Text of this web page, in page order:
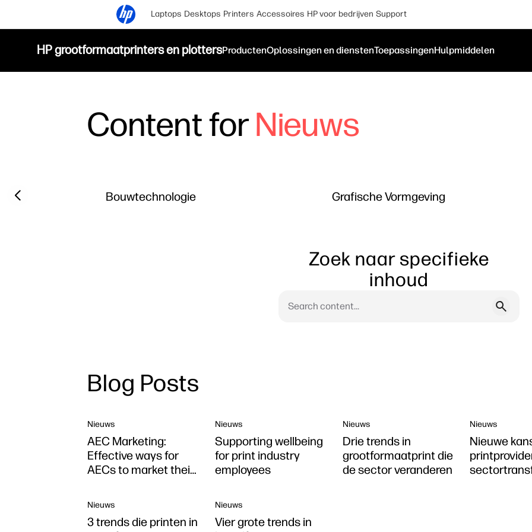
Laptops Desktops Printers Accessoires HP voor bedrijven Support
HP grootformaatprinters en plottersProductenOplossingen en dienstenToepassingenHulpmiddelen
Content forNieuws
Filter category
Bouwtechnologie Grafische Vormgeving
Previous slide
Zoek naar specifieke
inhoud
Blog Posts
Nieuws
AEC Marketing:
Effective ways for
AECs to market their
Nieuws
Supporting wellbeing
for print industry
employees
Nieuws
Drie trends in
grootformaatprint die
de sector veranderen
Nieuws
Nieuwe
Nieuws
3 trends die printen in
Nieuws
Vier grote trends in